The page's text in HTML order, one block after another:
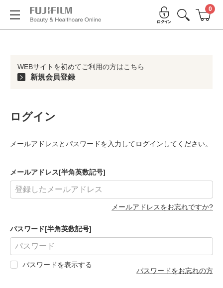
0
WEBサイトを初めてご利用の方はこちら
新規会員登録
ログイン
メールアドレスとパスワードを入力してログインしてください。
メールアドレス[半角英数記号]
メールアドレスをお忘れですか?
パスワード[半角英数記号]
パスワードを表示する
パスワードをお忘れの方